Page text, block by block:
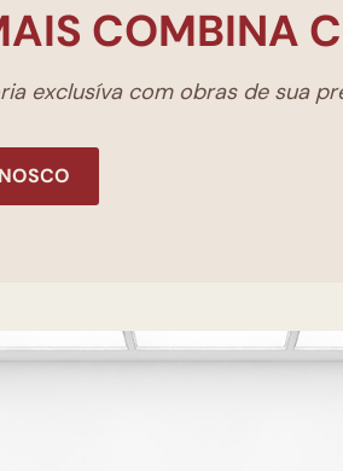
COMBINA
exclusíva com obras de sua